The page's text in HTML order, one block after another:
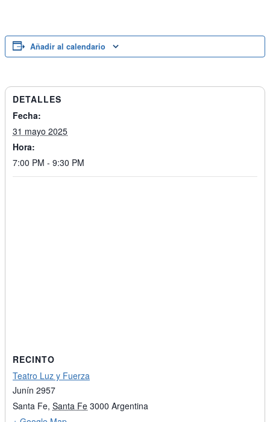
Añadir al calendario
DETALLES
Fecha:
31 mayo 2025
Hora:
7:00 PM - 9:30 PM
RECINTO
Teatro Luz y Fuerza
Junín 2957
Santa Fe, Santa Fe 3000 Argentina